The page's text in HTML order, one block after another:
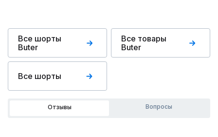
Все шорты
Butеr
Все товары
Butеr
Все шорты
Отзывы Вопросы